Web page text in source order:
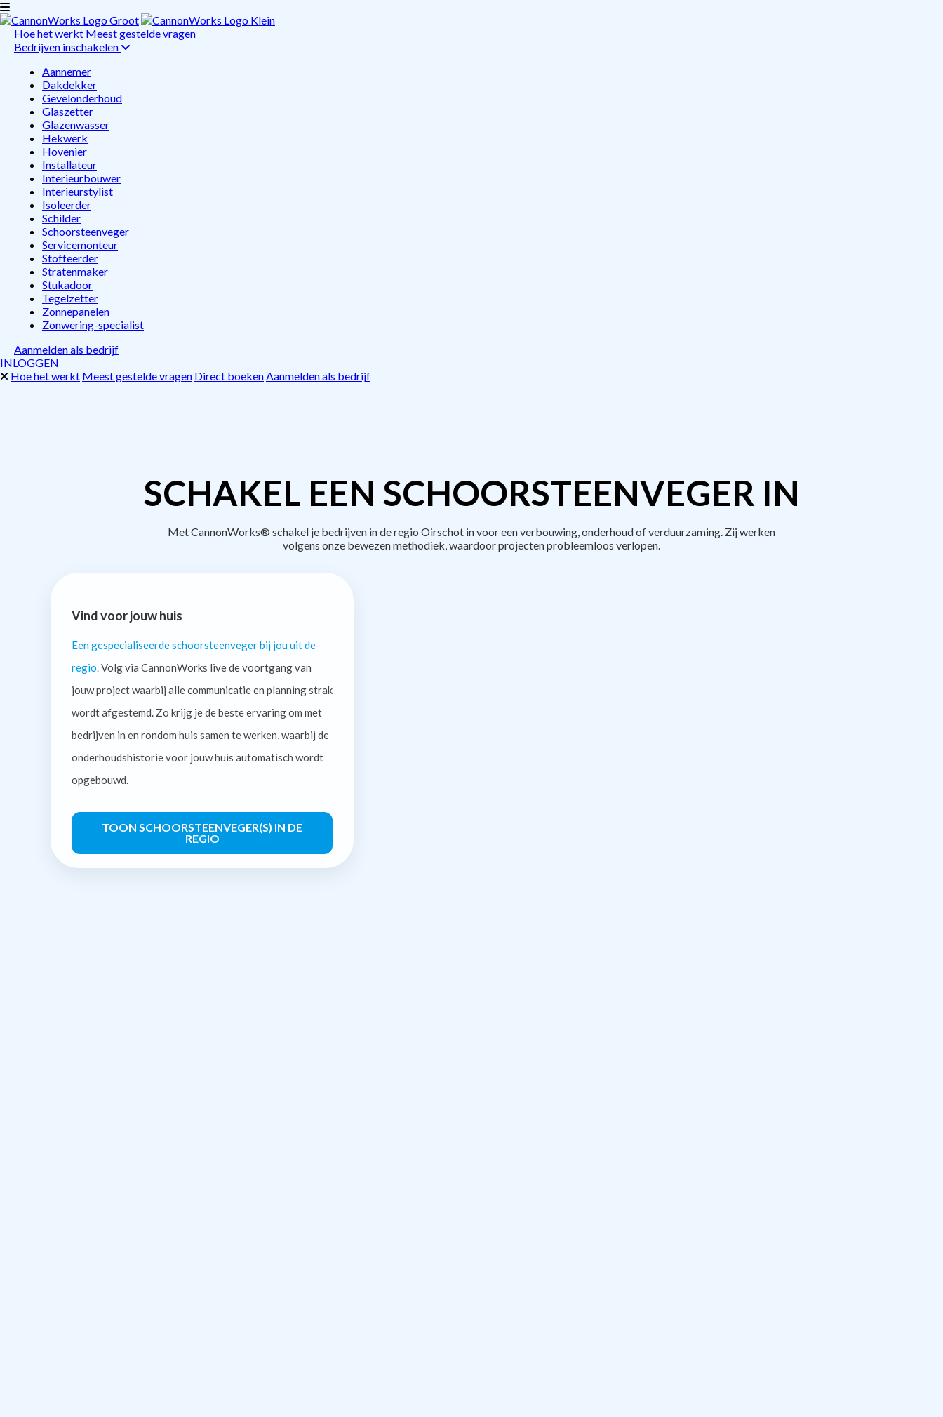
Hoe het werkt Meest gestelde vragen
Bedrijven inschakelen
Aannemer
Dakdekker
Gevelonderhoud
Glaszetter
Glazenwasser
Hekwerk
Hovenier
Installateur
Interieurbouwer
Interieurstylist
Isoleerder
Schilder
Schoorsteenveger
Servicemonteur
Stoffeerder
Stratenmaker
Stukadoor
Tegelzetter
Zonnepanelen
Zonwering-specialist
Aanmelden als bedrijf
INLOGGEN
Hoe het werkt Meest gestelde vragen Direct boekenAanmelden als bedrijf
SCHAKEL EEN SCHOORSTEENVEGER IN
Met CannonWorks® schakel je bedrijven in de regio Oirschot in voor een verbouwing, onderhoud of verduurzaming. Zij werken
volgens onze bewezen methodiek, waardoor projecten probleemloos verlopen.
Vind voor jouw huis
Een gespecialiseerde schoorsteenveger bij jou uit de
regio. Volg via CannonWorks live de voortgang van
jouw project waarbij alle communicatie en planning strak
wordt afgestemd. Zo krijg je de beste ervaring om met
bedrijven in en rondom huis samen te werken, waarbij de
onderhoudshistorie voor jouw huis automatisch wordt
opgebouwd.
TOON SCHOORSTEENVEGER(S) IN DE
REGIO